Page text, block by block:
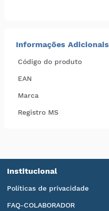
Informações Adicionais
Código do produto
EAN
Marca
Registro MS
Institucional
Políticas de privacidade
FAQ-COLABORADOR